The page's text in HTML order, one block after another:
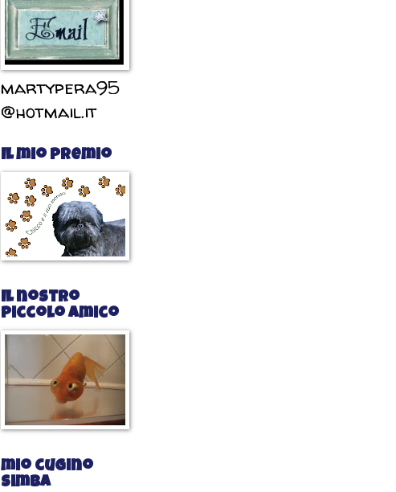
martypera95
@hotmail.it
Il mio premio
Il nostro
piccolo amico
mio cugino
Simba